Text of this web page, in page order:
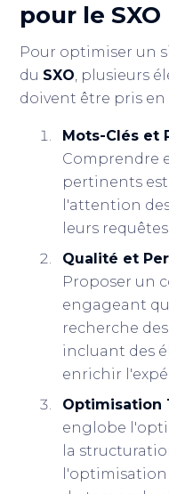
pour le SXO
Pour optimiser un
du SXO, plusieurs
doivent être pris en
Mots-Clés et
Comprendre
pertinents
l'attention
leurs requêtes.
Qualité et
Proposer un
engageant
recherche
incluant des
enrichir
Optimisation
englobe
la